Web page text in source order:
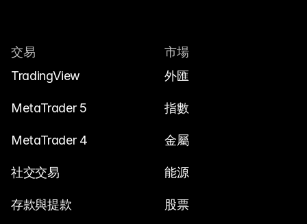
交易
TradingView
MetaTrader 5
MetaTrader 4
社交交易
存款與提款
市場
外匯
指數
金屬
能源
股票